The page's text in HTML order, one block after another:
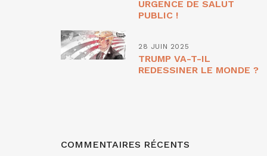
URGENCE DE SALUT
PUBLIC !
28 JUIN 2025
TRUMP VA-T-IL
REDESSINER LE MONDE ?
COMMENTAIRES RÉCENTS